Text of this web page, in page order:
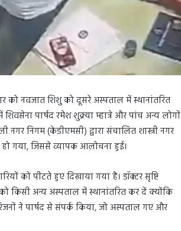
को नवजात शिशु को दूसरे अस्पताल में स्थानांतरित
पार्षद रमेश शुक्र्या म्हात्रे और पांच अन्य लोगों
निगम (केडीएमसी) द्वारा संचालित शास्त्री नगर
गया, जिससे व्यापक आलोचना हुई।
को पीटते हुए दिखाया गया है। डॉक्टर सृष्टि
अन्य अस्पताल में स्थानांतरित कर दें क्योंकि
ने पार्षद से संपर्क किया, जो अस्पताल गए और